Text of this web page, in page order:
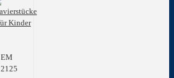
EM
2125